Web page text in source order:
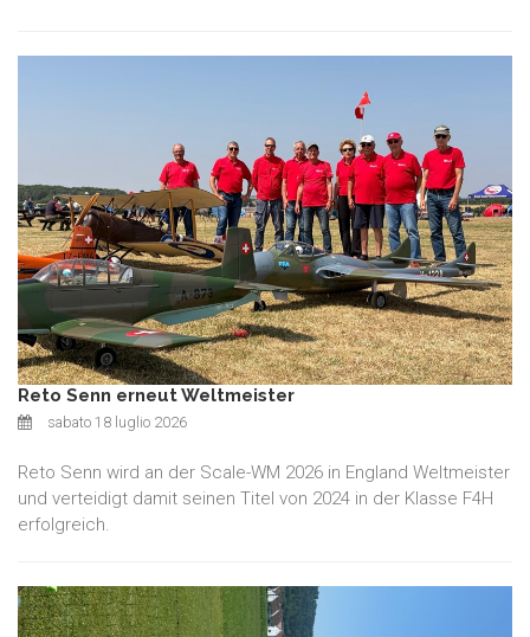
Reto Senn erneut Weltmeister
sabato 18 luglio 2026
Reto Senn wird an der Scale-WM 2026 in England Weltmeister
und verteidigt damit seinen Titel von 2024 in der Klasse F4H
erfolgreich.